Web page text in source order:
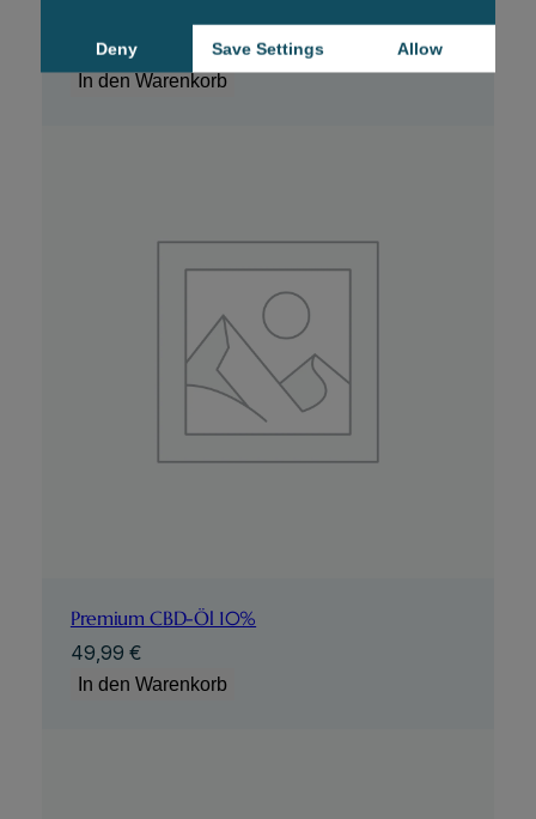
44,99€
In den Warenkorb
Premium CBD-Öl 10%
49,99 €
In den Warenkorb
Deny Save Settings Allow